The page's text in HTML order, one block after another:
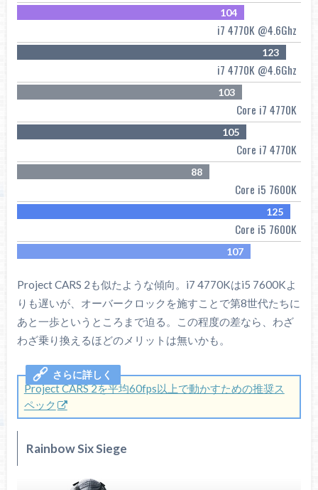
104
i7 4770K @4.6Ghz
123
i7 4770K @4.6Ghz
103
Core i7 4770K
105
Core i7 4770K
88
Core i5 7600K
125
Core i5 7600K
107
Project CARS 2も似たような傾向。i7 4770Kはi5 7600Kよ
りも遅いが、オーバークロックを施すことで第8世代たちに
あと一歩というところまで迫る。この程度の差なら、わざ
わざ乗り換えるほどのメリットは無いかも。
Project CARS 2を平均60fps以上で動かすための推奨ス
ペック
Rainbow Six Siege